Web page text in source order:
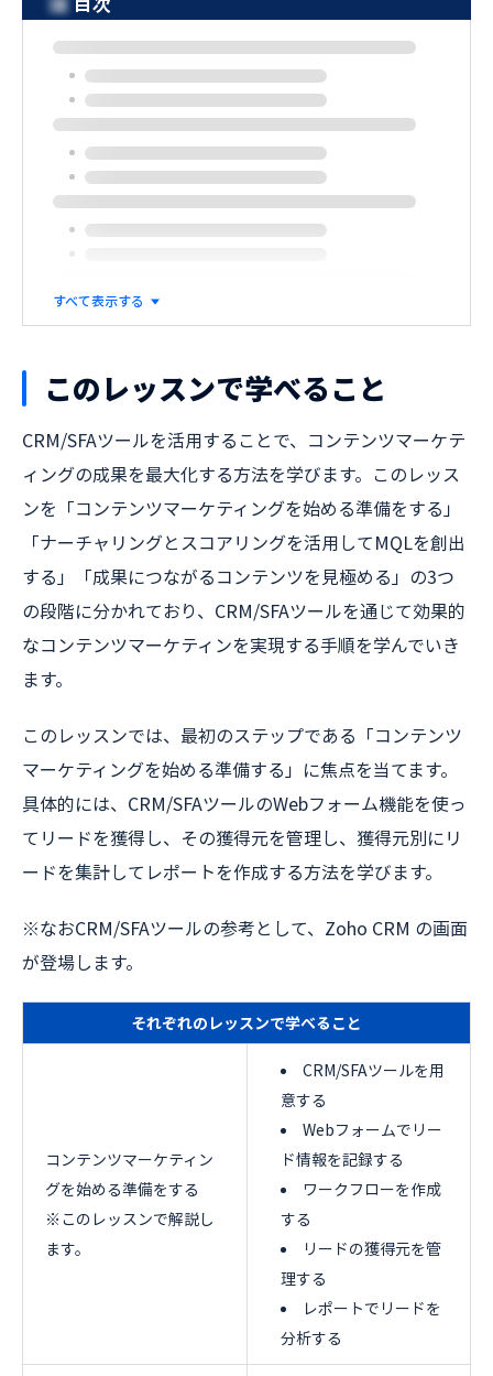
すべて表示する
このレッスンで学べること
CRM/SFAツールを活用することで、コンテンツマーケテ
ィングの成果を最大化する方法を学びます。このレッス
ンを「コンテンツマーケティングを始める準備をする」
「ナーチャリングとスコアリングを活用してMQLを創出
する」「成果につながるコンテンツを見極める」の3つ
の段階に分かれており、CRM/SFAツールを通じて効果的
なコンテンツマーケティンを実現する手順を学んでいき
ます。
このレッスンでは、最初のステップである「コンテンツ
マーケティングを始める準備する」に焦点を当てます。
具体的には、CRM/SFAツールのWebフォーム機能を使っ
てリードを獲得し、その獲得元を管理し、獲得元別にリ
ードを集計してレポートを作成する方法を学びます。
※なおCRM/SFAツールの参考として、Zoho CRM の画面
が登場します。
それぞれのレッスンで学べること
コンテンツマーケティン
グを始める準備をする
※このレッスンで解説し
ます。
CRM/SFAツールを用
意する
Webフォームでリー
ド情報を記録する
ワークフローを作成
する
リードの獲得元を管
理する
レポートでリードを
分析する